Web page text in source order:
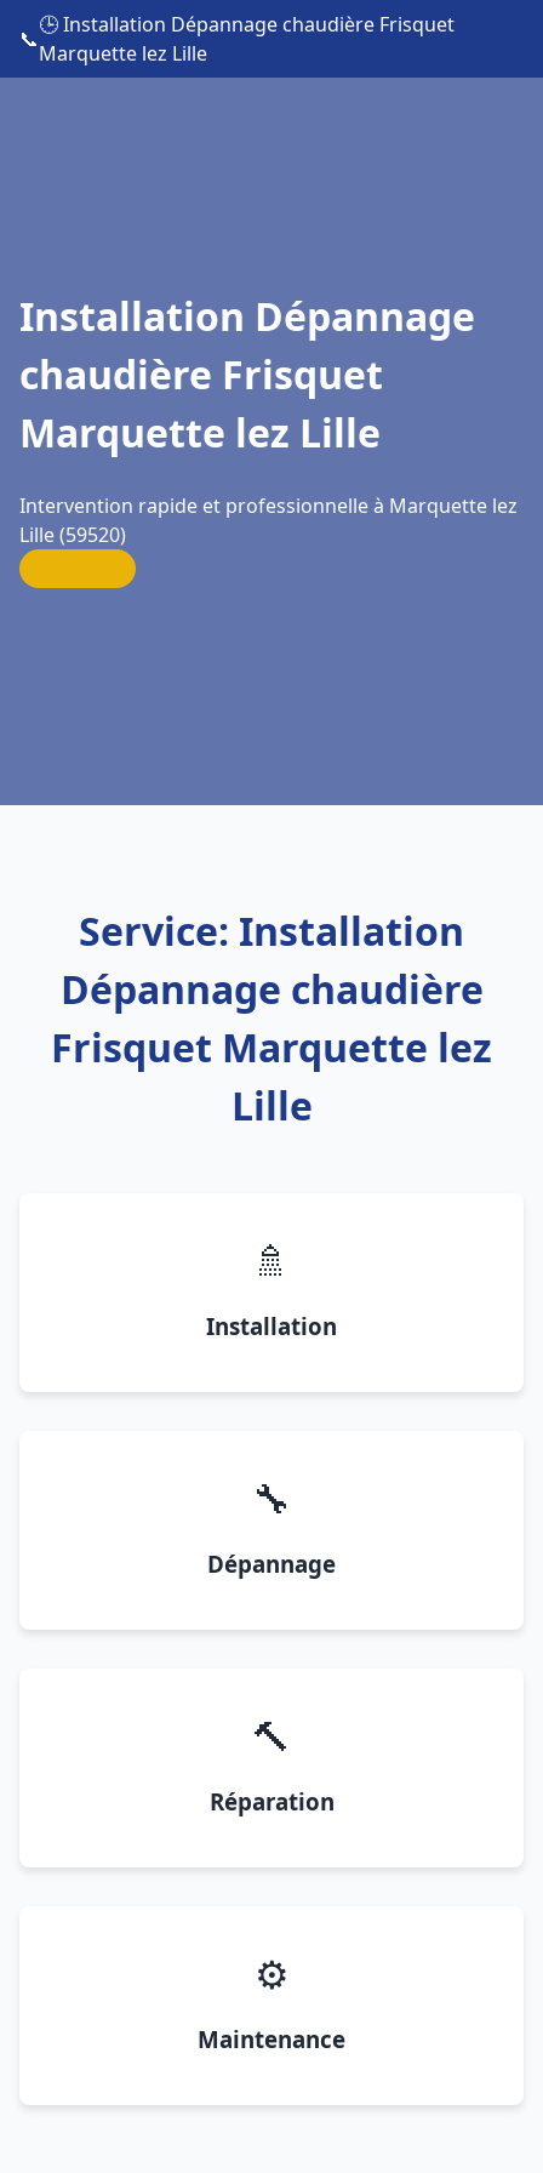
📞
🕒 Installation Dépannage chaudière Frisquet
Marquette lez Lille
Installation Dépannage
chaudière Frisquet
Marquette lez Lille
Intervention rapide et professionnelle à Marquette lez
Lille (59520)
Service: Installation
Dépannage chaudière
Frisquet Marquette lez
Lille
🚿
Installation
🔧
Dépannage
🔨
Réparation
⚙️
Maintenance